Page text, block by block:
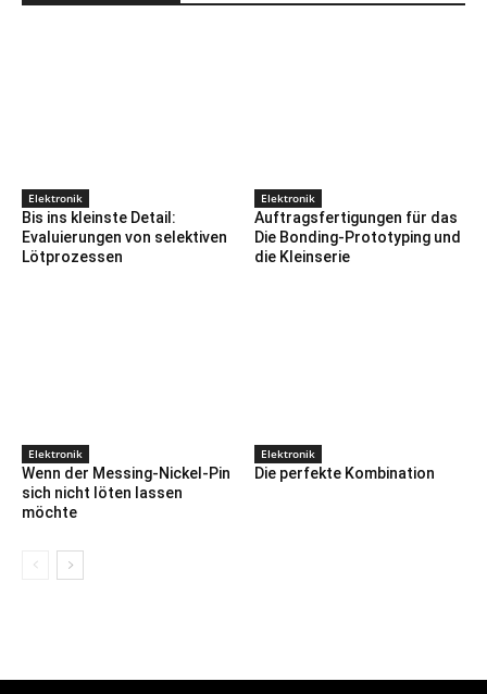
Elektronik
Bis ins kleinste Detail:
Evaluierungen von selektiven
Lötprozessen
Elektronik
Auftragsfertigungen für das
Die Bonding-Prototyping und
die Kleinserie
Elektronik
Wenn der Messing-Nickel-Pin
sich nicht löten lassen
möchte
Elektronik
Die perfekte Kombination